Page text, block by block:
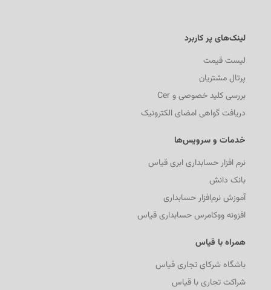
لینک‌های پر کاربرد
لیست قیمت
پرتال مشتریان
بررسی کلید خصوصی و Cer
دریافت گواهی امضای الکترونیک
خدمات و سرویس‌ها
نرم افزار حسابداری ابری قیاس
بانک دانش
آموزش نرم‌افزار حسابداری
افزونه ووکامرس حسابداری قیاس
همراه با قیاس
باشگاه شرکای تجاری قیاس
شراکت تجاری با قیاس